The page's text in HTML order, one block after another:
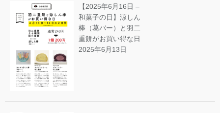
【2025年6月16日 –
和菓子の日】涼しん
棒（葛バー）と羽二
重餅がお買い得な日
2025年6月13日